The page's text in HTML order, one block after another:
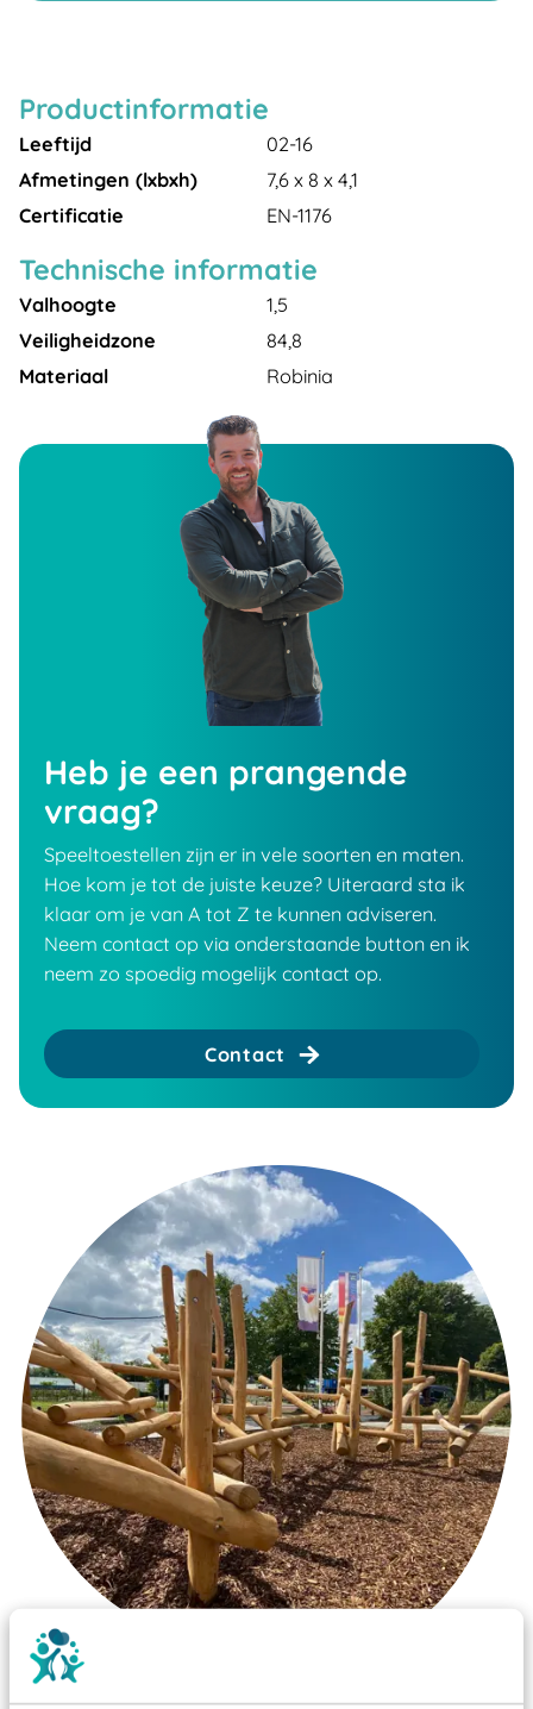
Productinformatie
Leeftijd
02-16
Afmetingen (lxbxh)
7,6 x 8 x 4,1
Certificatie
EN-1176
Technische informatie
Valhoogte
1,5
Veiligheidzone
84,8
Materiaal
Robinia
Heb je een prangende
vraag?
Speeltoestellen zijn er in vele soorten en maten.
Hoe kom je tot de juiste keuze? Uiteraard sta ik
klaar om je van A tot Z te kunnen adviseren.
Neem contact op via onderstaande button en ik
neem zo spoedig mogelijk contact op.
Contact
Wist je dat: